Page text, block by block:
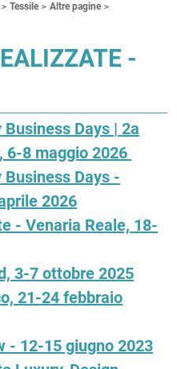
Tessile Altre pagine
-
Days | 2a
6-8 maggio 2026
Days -
2026
- Venaria Reale, 18-
3-7 ottobre 2025
21-24 febbraio
- 12-15 giugno 2023